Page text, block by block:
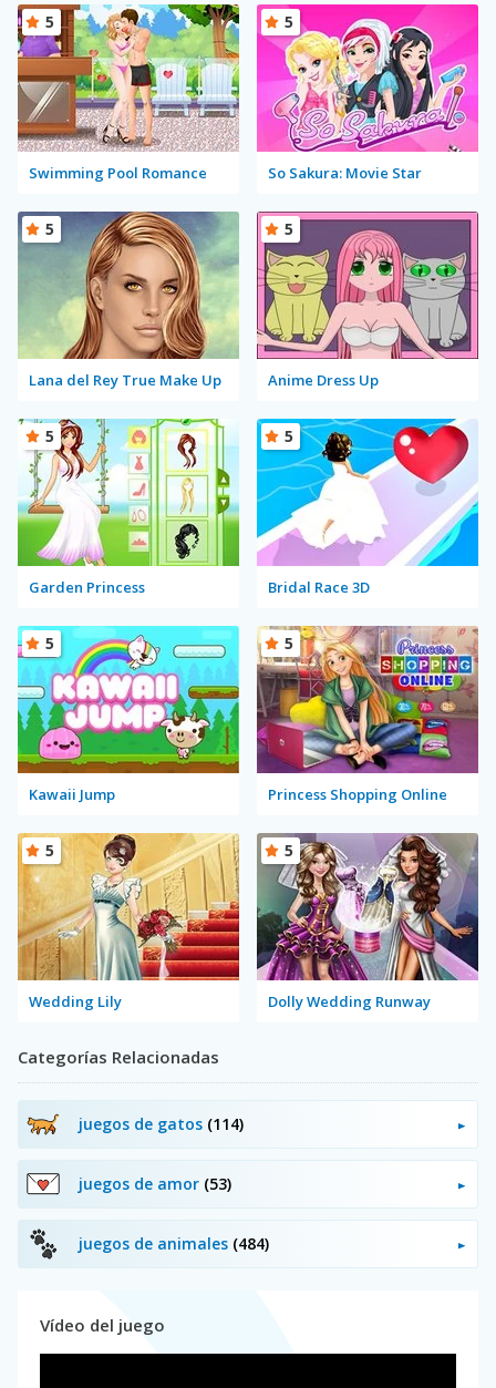
Swimming Pool Romance
5
So Sakura: Movie Star
5
Lana del Rey True Make Up
5
Anime Dress Up
5
Garden Princess
5
Bridal Race 3D
5
Kawaii Jump
5
Princess Shopping Online
5
Wedding Lily
5
Dolly Wedding Runway
5
Categorías Relacionadas
juegos de gatos (114)
juegos de amor (53)
juegos de animales (484)
Vídeo del juego